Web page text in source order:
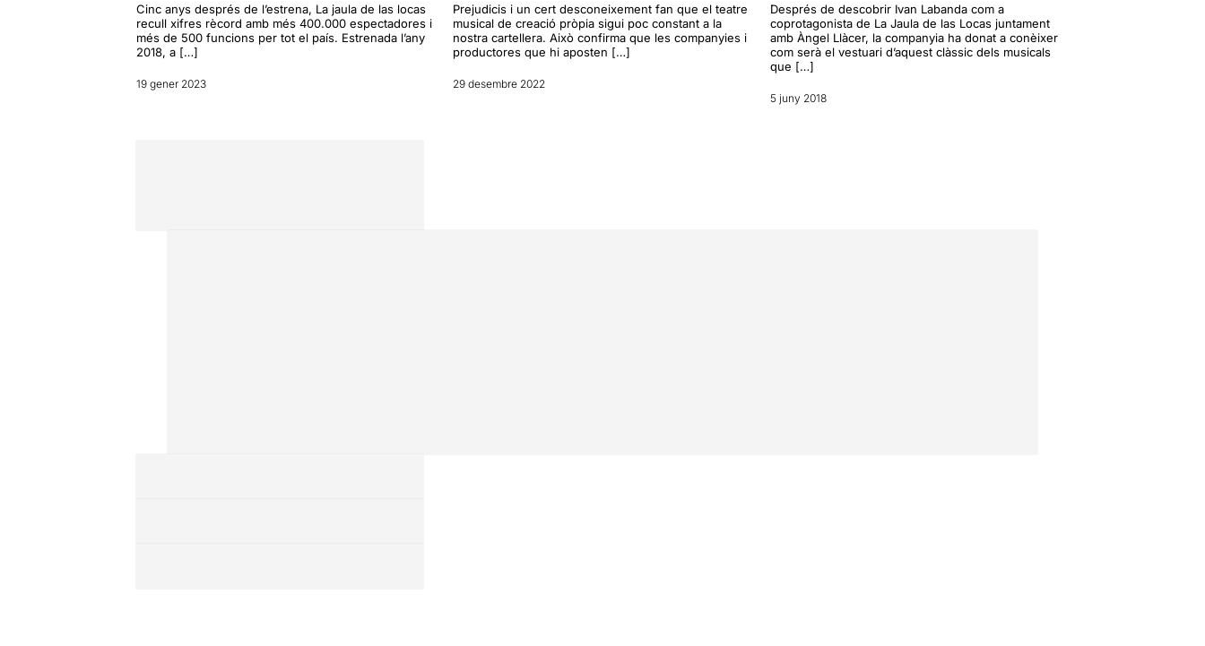
Cinc anys després de l’estrena, La jaula de las locas
recull xifres rècord amb més 400.000 espectadores i
més de 500 funcions per tot el país. Estrenada l’any
2018, a […]
19 gener 2023
Prejudicis i un cert desconeixement fan que el teatre
musical de creació pròpia sigui poc constant a la
nostra cartellera. Això confirma que les companyies i
productores que hi aposten […]
29 desembre 2022
Després de descobrir Ivan Labanda com a
coprotagonista de La Jaula de las Locas juntament
amb Àngel Llàcer, la companyia ha donat a conèixer
com serà el vestuari d’aquest clàssic dels musicals
que […]
5 juny 2018